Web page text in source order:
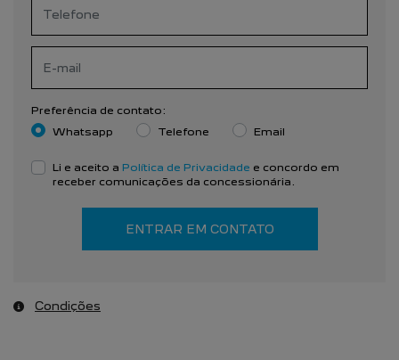
Preferência de contato:
Whatsapp
Telefone Email
Li e aceito a Política de Privacidade e concordo em
receber comunicações da concessionária.
ENTRAR EM CONTATO
Condições